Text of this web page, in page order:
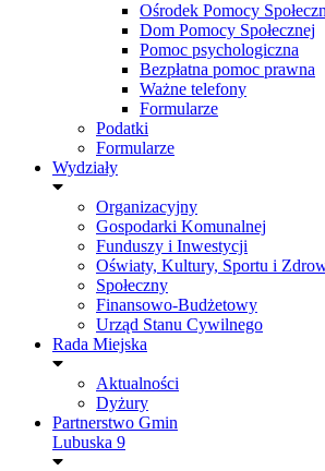
Ośrodek Pomocy
Dom Pomocy Społecznej
Pomoc psychologiczna
Bezpłatna pomoc prawna
Ważne telefony
Formularze
Podatki
Formularze
Wydziały
Organizacyjny
Gospodarki Komunalnej
Funduszy i Inwestycji
Oświaty, Kultury, Sportu i
Społeczny
Finansowo-Budżetowy
Urząd Stanu Cywilnego
Rada Miejska
Aktualności
Dyżury
Partnerstwo Gmin
Lubuska 9